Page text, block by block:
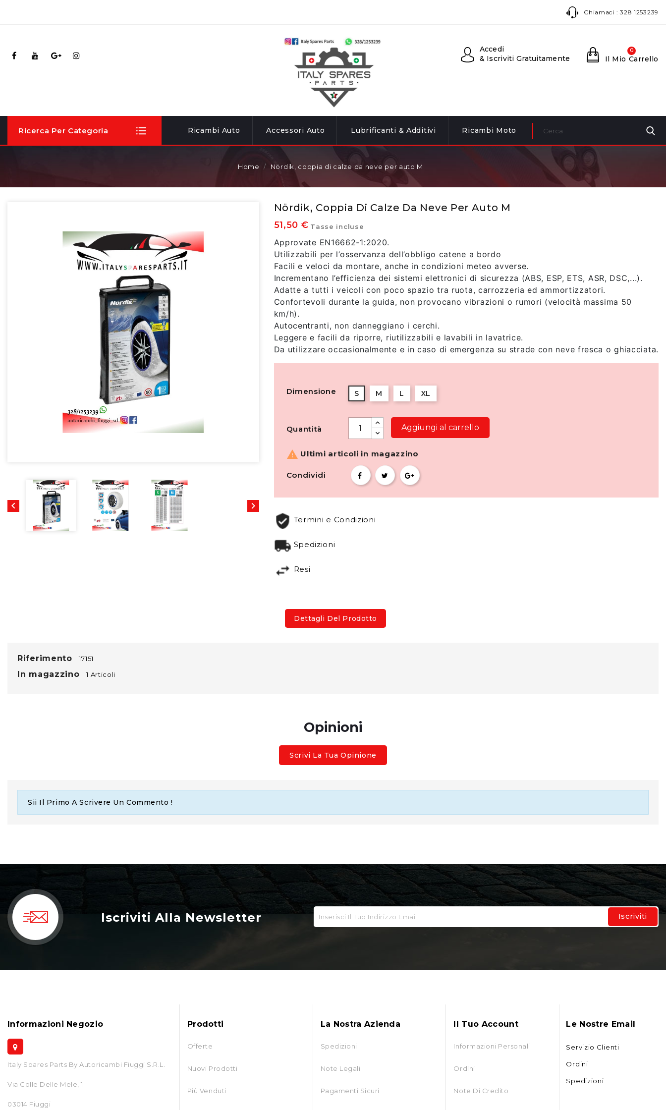
Chiamaci :328 1253239
0
Il Mio Carrello
Accedi
& Iscriviti Gratuitamente
Ricambi Auto Accessori Auto Lubrificanti & Additivi Ricambi Moto
Ricerca Per Categoria
Home Nördik, coppia di calze da neve per auto M
 
Nördik, Coppia Di Calze Da Neve Per Auto M
51,50 € Tasse incluse
Approvate EN16662-1:2020.
Utilizzabili per l’osservanza dell’obbligo catene a bordo
Facili e veloci da montare, anche in condizioni meteo avverse.
Incrementano l’efficienza dei sistemi elettronici di sicurezza (ABS, ESP, ETS, ASR, DSC,...).
Adatte a tutti i veicoli con poco spazio tra ruota, carrozzeria ed ammortizzatori.
Confortevoli durante la guida, non provocano vibrazioni o rumori (velocità massima 50
km/h).
Autocentranti, non danneggiano i cerchi.
Leggere e facili da riporre, riutilizzabili e lavabili in lavatrice.
Da utilizzare occasionalmente e in caso di emergenza su strade con neve fresca o ghiacciata.
Dimensione S M L XL
Quantità Aggiungi al carrello
 Ultimi articoli in magazzino
Condividi
Termini e Condizioni
Spedizioni
Resi
Dettagli Del Prodotto
Riferimento 17151
In magazzino 1 Articoli
Opinioni
Scrivi La Tua Opinione
Sii Il Primo A Scrivere Un Commento !
Iscriviti Alla Newsletter
Informazioni Negozio
Italy Spares Parts By Autoricambi Fiuggi S.r.l.
Via Colle Delle Mele, 1
03014 Fiuggi
Prodotti
Offerte
Nuovi Prodotti
Più Venduti
La Nostra Azienda
Spedizioni
Note Legali
Pagamenti Sicuri
Il Tuo Account
Informazioni Personali
Ordini
Note Di Credito
Le Nostre Email
Servizio Clienti
Ordini
Spedizioni